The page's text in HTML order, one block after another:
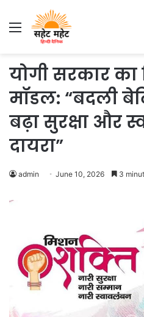
Menu
योगी सरकार
मॉडल: “बदली
बढ़ा सुरक्षा और
दायरा”
admin June 10, 2026 3